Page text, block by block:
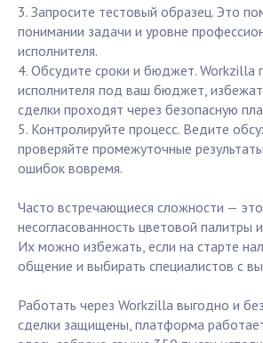
3. Запросите тестовый образец. Это
понимании задачи и уровне
исполнителя.
4. Обсудите сроки и бюджет. Workzilla
исполнителя под ваш бюджет,
сделки проходят через безопасную
5. Контролируйте процесс. Ведите
проверяйте промежуточные
ошибок вовремя.
Часто встречающиеся сложности —
несогласованность цветовой палитры
Их можно избежать, если на старте
общение и выбирать специалистов с
Работать через Workzilla выгодно и
сделки защищены, платформа